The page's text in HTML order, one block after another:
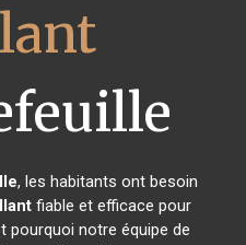
, les habitants ont besoin
fiable et efficace pour
pourquoi notre équipe de